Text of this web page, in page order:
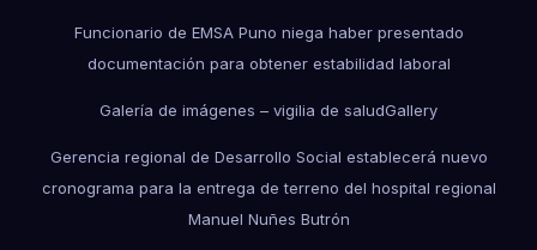
Funcionario de EMSA Puno niega haber presentado
documentación para obtener estabilidad laboral
Galería de imágenes – vigilia de saludGallery
Gerencia regional de Desarrollo Social establecerá nuevo
cronograma para la entrega de terreno del hospital regional
Manuel Nuñes Butrón